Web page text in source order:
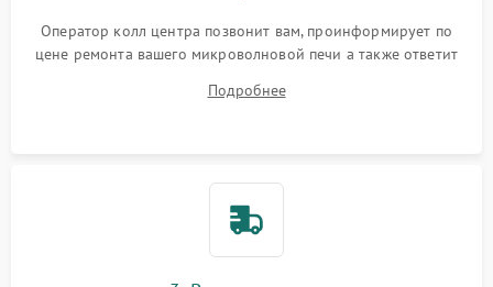
Оператор колл центра позвонит вам, проинформирует по
цене ремонта вашего микроволновой печи а также ответит
Подробнее